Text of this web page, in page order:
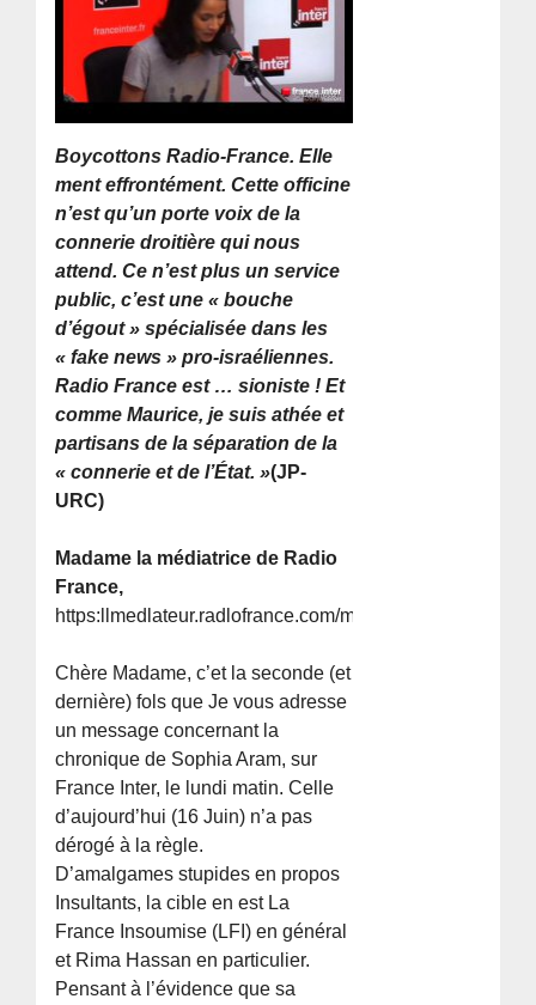
Boycottons Radio-France. Elle
ment effrontément. Cette officine
n’est qu’un porte voix de la
connerie droitière qui nous
attend. Ce n’est plus un service
public, c’est une « bouche
d’égout » spécialisée dans les
« fake news » pro-israéliennes.
Radio France est … sioniste ! Et
comme Maurice, je suis athée et
partisans de la séparation de la
« connerie et de l’État. »(JP-
URC)
Madame la médiatrice de Radio
France,
https:llmedlateur.radlofrance.com/medlateur/
Chère Madame, c’et la seconde (et
dernière) fols que Je vous adresse
un message concernant la
chronique de Sophia Aram, sur
France Inter, le lundi matin. Celle
d’aujourd’hui (16 Juin) n’a pas
dérogé à la règle.
D’amalgames stupides en propos
Insultants, la cible en est La
France Insoumise (LFI) en général
et Rima Hassan en particulier.
Pensant à l’évidence que sa